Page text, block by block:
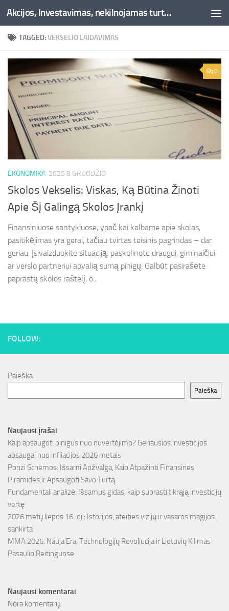
Skip to content Akcijos, Investavimas, nekilnojamas turtas, kriptovaliutos - Besociai.lt
TAGGED:VEKSELIO LAIDAVIMAS
0
EKONOMIKA 2025 8 GRUODŽIO
Skolos Vekselis: Viskas, Ką Būtina Žinoti
Apie Šį Galingą Skolos Įrankį
Finansiniuose santykiuose, ypač kai kalbame apie skolas,
pasitikėjimas yra gerai, tačiau tvirtas teisinis pagrindas – dar
geriau. Įsivaizduokite situaciją: paskolinote draugui, giminaičiui
ar verslo partneriui apvalią sumą pinigų. Galbūt pasirašėte
paprastą skolos raštelį, o...
FOLLOW:
Paieška
Paieška
Naujausi įrašai
Kaip apsaugoti pinigus nuo nuvertėjimo? Geriausios investicijos
apsaugai nuo infliacijos 2026 metais
Ponzi Schemos: Išsami Apžvalga, Kaip Atpažinti Finansines
Piramides ir Apsaugoti Savo Turtą
Fundamentali analizė: Išsamus gidas, kaip suprasti tikrąją investicijų
vertę
2026 metų liepos 16-oji: Istorijos, ateities vizijų ir vasaros magijos
sankirta
MMA 2026: Nauja Era, Technologijų Revoliucija ir Lietuvių Kilimas
Pasaulio Reitinguose
Naujausi komentarai
Nėra komentarų.